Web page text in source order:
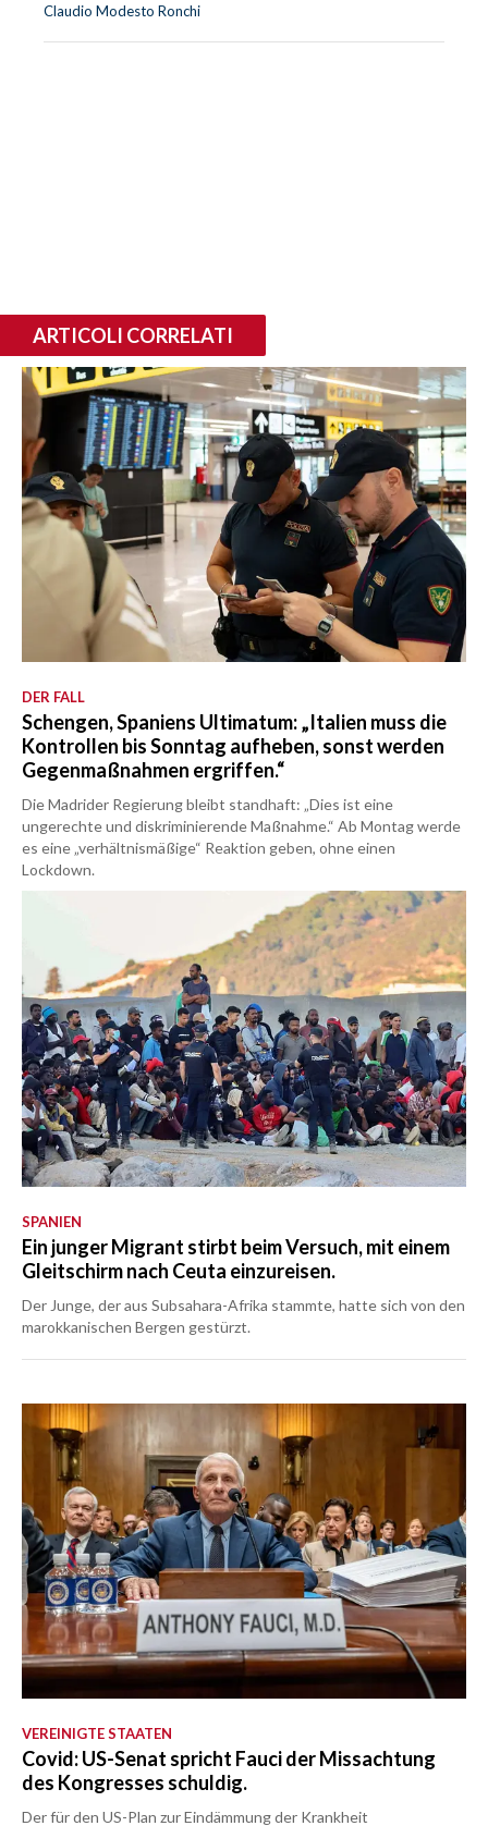
Claudio Modesto Ronchi
ARTICOLI CORRELATI
DER FALL
Schengen, Spaniens Ultimatum: „Italien muss die
Kontrollen bis Sonntag aufheben, sonst werden
Gegenmaßnahmen ergriffen.“
Die Madrider Regierung bleibt standhaft: „Dies ist eine
ungerechte und diskriminierende Maßnahme.“ Ab Montag werde
es eine „verhältnismäßige“ Reaktion geben, ohne einen
Lockdown.
SPANIEN
Ein junger Migrant stirbt beim Versuch, mit einem
Gleitschirm nach Ceuta einzureisen.
Der Junge, der aus Subsahara-Afrika stammte, hatte sich von den
marokkanischen Bergen gestürzt.
VEREINIGTE STAATEN
Covid: US-Senat spricht Fauci der Missachtung
des Kongresses schuldig.
Der für den US-Plan zur Eindämmung der Krankheit